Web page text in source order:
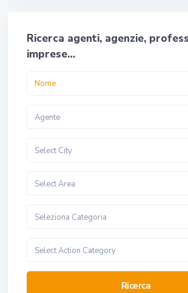
Ricerca agenti, agenzie,
imprese…
Agente
Select City
Select Area
Seleziona Categoria
Select Action Category
Ricerca